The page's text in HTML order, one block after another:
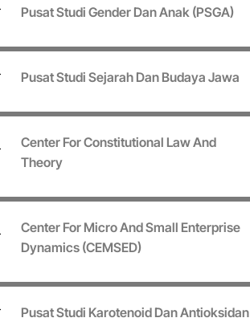
Pusat Studi Gender Dan Anak (PSGA)
Pusat Studi Sejarah Dan Budaya Jawa
Center For Constitutional Law And
Theory
Center For Micro And Small Enterprise
Dynamics (CEMSED)
Pusat Studi Karotenoid Dan Antioksidan